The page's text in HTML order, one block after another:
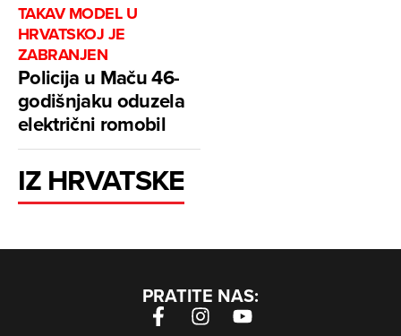
TAKAV MODEL U
HRVATSKOJ JE
ZABRANJEN
Policija u Maču 46-
godišnjaku oduzela
električni romobil
IZ HRVATSKE
PRATITE NAS: